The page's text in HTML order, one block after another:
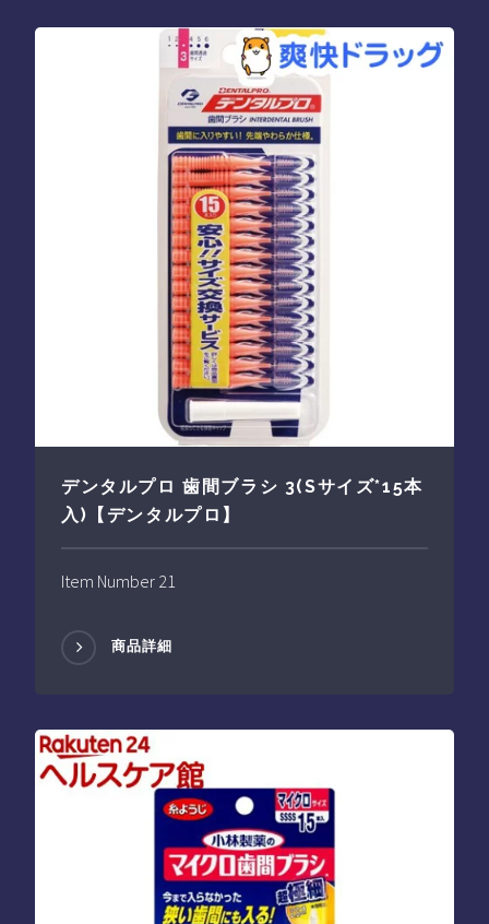
デンタルプロ 歯間ブラシ 3(Sサイズ*15本
入)【デンタルプロ】
Item Number 21
商品詳細